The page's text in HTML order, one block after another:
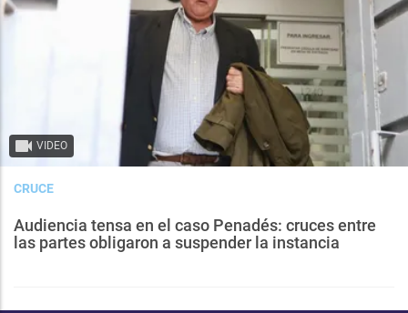
VIDEO
CRUCE
Audiencia tensa en el caso Penadés: cruces entre
las partes obligaron a suspender la instancia